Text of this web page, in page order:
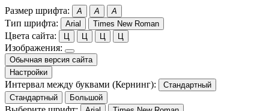
Размер шрифта: A A A
Тип шрифта: Arial Times New Roman
Цвета сайта: Ц Ц Ц Ц
Изображения:
Обычная версия сайта
Настройки
Интервал между буквами (Кернинг):
Стандартный
Стандартный
Большой